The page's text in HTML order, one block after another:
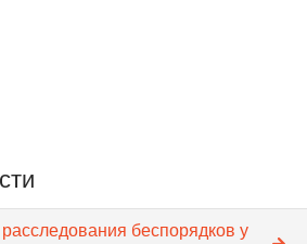
беспорядков у